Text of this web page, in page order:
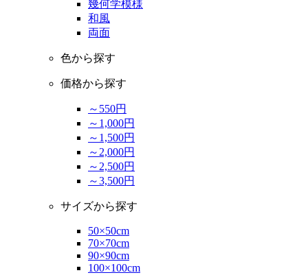
幾何学模様
和風
両面
色から探す
価格から探す
～550円
～1,000円
～1,500円
～2,000円
～2,500円
～3,500円
サイズから探す
50×50cm
70×70cm
90×90cm
100×100cm